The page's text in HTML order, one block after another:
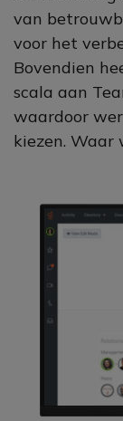
van
voor het
Bovendien
scala aan
waardoor
kiezen. Waar